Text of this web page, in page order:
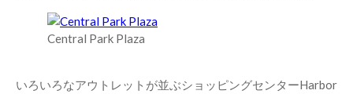
Central Park Plaza
いろいろなアウトレットが並ぶショッピングセンターHarbor